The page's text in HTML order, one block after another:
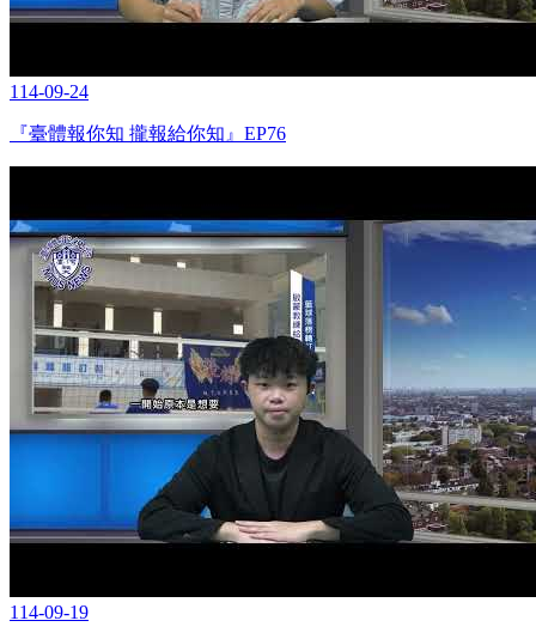
114-09-24
『臺體報你知 攏報給你知』EP76
114-09-19